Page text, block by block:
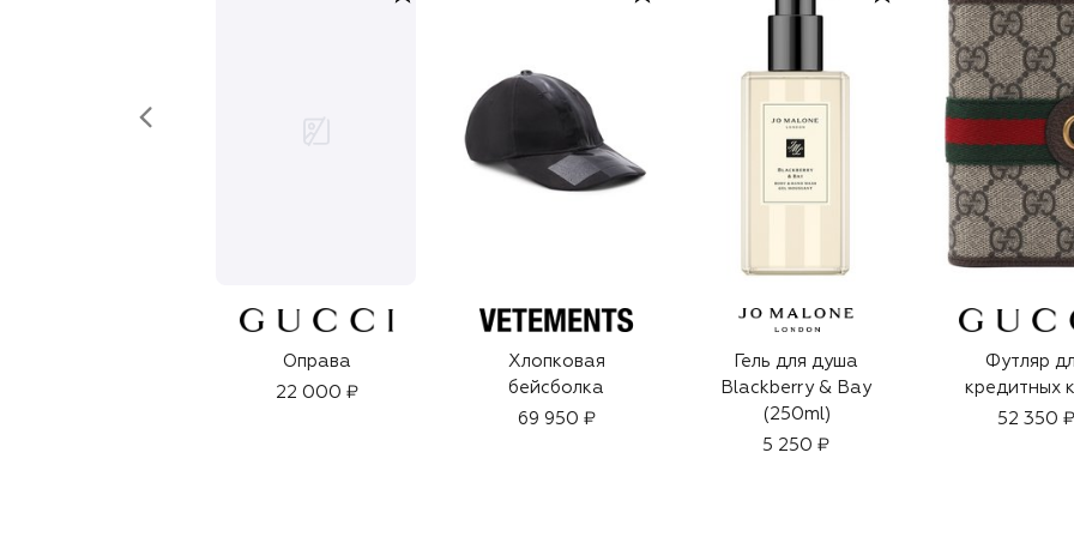
Оправа
22 000 ₽
Хлопковая
бейсболка
69 950 ₽
Гель для душа
Blackberry & Bay
(250ml)
5 250 ₽
Футляр
кредитных
52 350 ₽